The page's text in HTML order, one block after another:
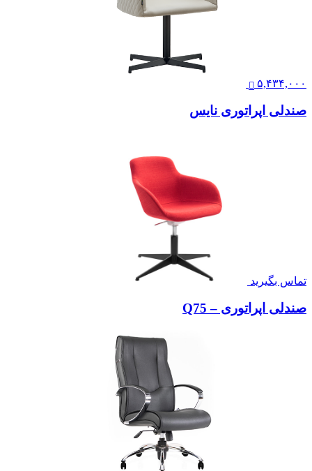
۵,۴۳۴,۰۰۰
صندلی اپراتوری نایس
تماس بگیرید
صندلی اپراتوری – Q75